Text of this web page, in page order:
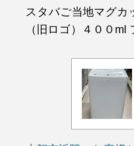
スタバご当地マグカ
（旧ロゴ）４００ml